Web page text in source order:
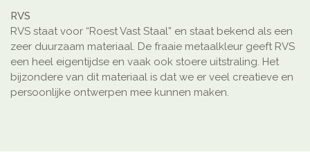
RVS
RVS staat voor “Roest Vast Staal” en staat bekend als een
zeer duurzaam materiaal. De fraaie metaalkleur geeft RVS
een heel eigentijdse en vaak ook stoere uitstraling. Het
bijzondere van dit materiaal is dat we er veel creatieve en
persoonlijke ontwerpen mee kunnen maken.